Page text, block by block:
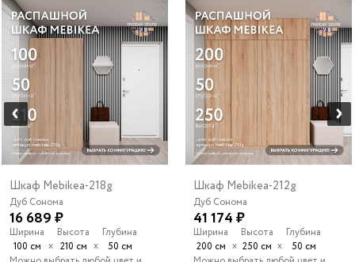
Шкаф Mebikea-218g
Дуб Сонома
16 689 ₽
Ширина
100 см х
Высота
210 см х
Глубина
50 см
Шкаф Mebikea-212g
Дуб Сонома
41 174 ₽
Ширина
200 см х
Высота
250 см х
Глубина
50 см